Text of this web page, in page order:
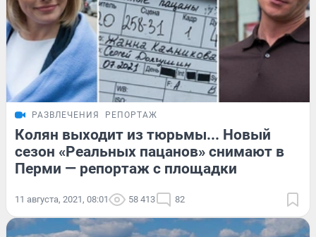
РАЗВЛЕЧЕНИЯ РЕПОРТАЖ
Колян выходит из тюрьмы... Новый
сезон «Реальных пацанов» снимают в
Перми — репортаж с площадки
11 августа, 2021, 08:01 58 413 82